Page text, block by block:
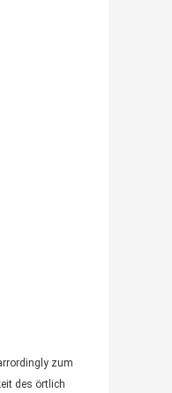
zum
des örtlich